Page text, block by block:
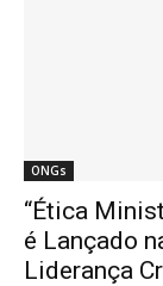
ONGs
“Ética
é Lançado
Liderança